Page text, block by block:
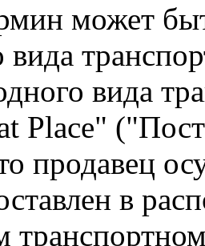
может
вида
вида
Place"
продавец
в